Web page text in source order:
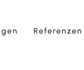
Referenzen